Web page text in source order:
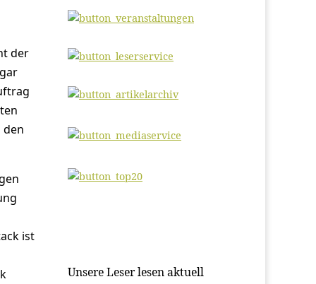
der
den
ist
Unsere Leser lesen aktuell